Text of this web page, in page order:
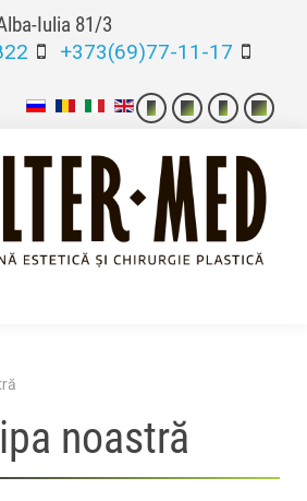
Iulia 81/3
+373(69)77-11-17
noastră